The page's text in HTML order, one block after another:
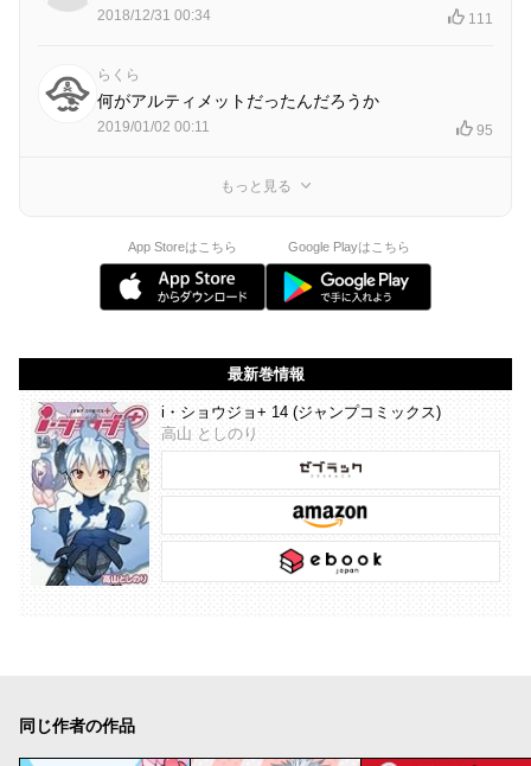
2018/12/31 00:34 111
らくら
何がアルティメットだったんだろうか
2019/01/02 00:11 95
もっと見る
App Storeはこちら Google Playはこちら
最新巻情報
i・ショウジョ+ 14 (ジャンプコミックス)
高山 としのり
同じ作者の作品